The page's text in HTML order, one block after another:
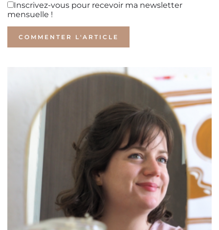
Inscrivez-vous pour recevoir ma newsletter
mensuelle !